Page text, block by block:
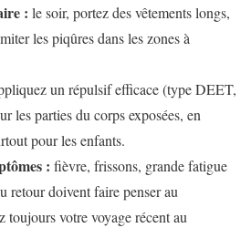
: le soir, portez des vêtements longs,
les piqûres dans les zones à
un répulsif efficace (type DEET,
les parties du corps exposées, en
pour les enfants.
: fièvre, frissons, grande fatigue
retour doivent faire penser au
toujours votre voyage récent au